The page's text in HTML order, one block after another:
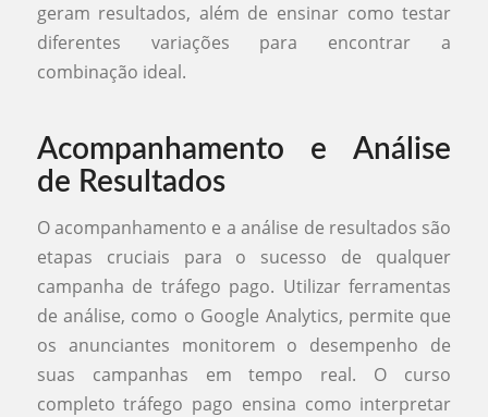
geram resultados, além de ensinar como testar
diferentes variações para encontrar a
combinação ideal.
Acompanhamento e Análise
de Resultados
O acompanhamento e a análise de resultados são
etapas cruciais para o sucesso de qualquer
campanha de tráfego pago. Utilizar ferramentas
de análise, como o Google Analytics, permite que
os anunciantes monitorem o desempenho de
suas campanhas em tempo real. O curso
completo tráfego pago ensina como interpretar